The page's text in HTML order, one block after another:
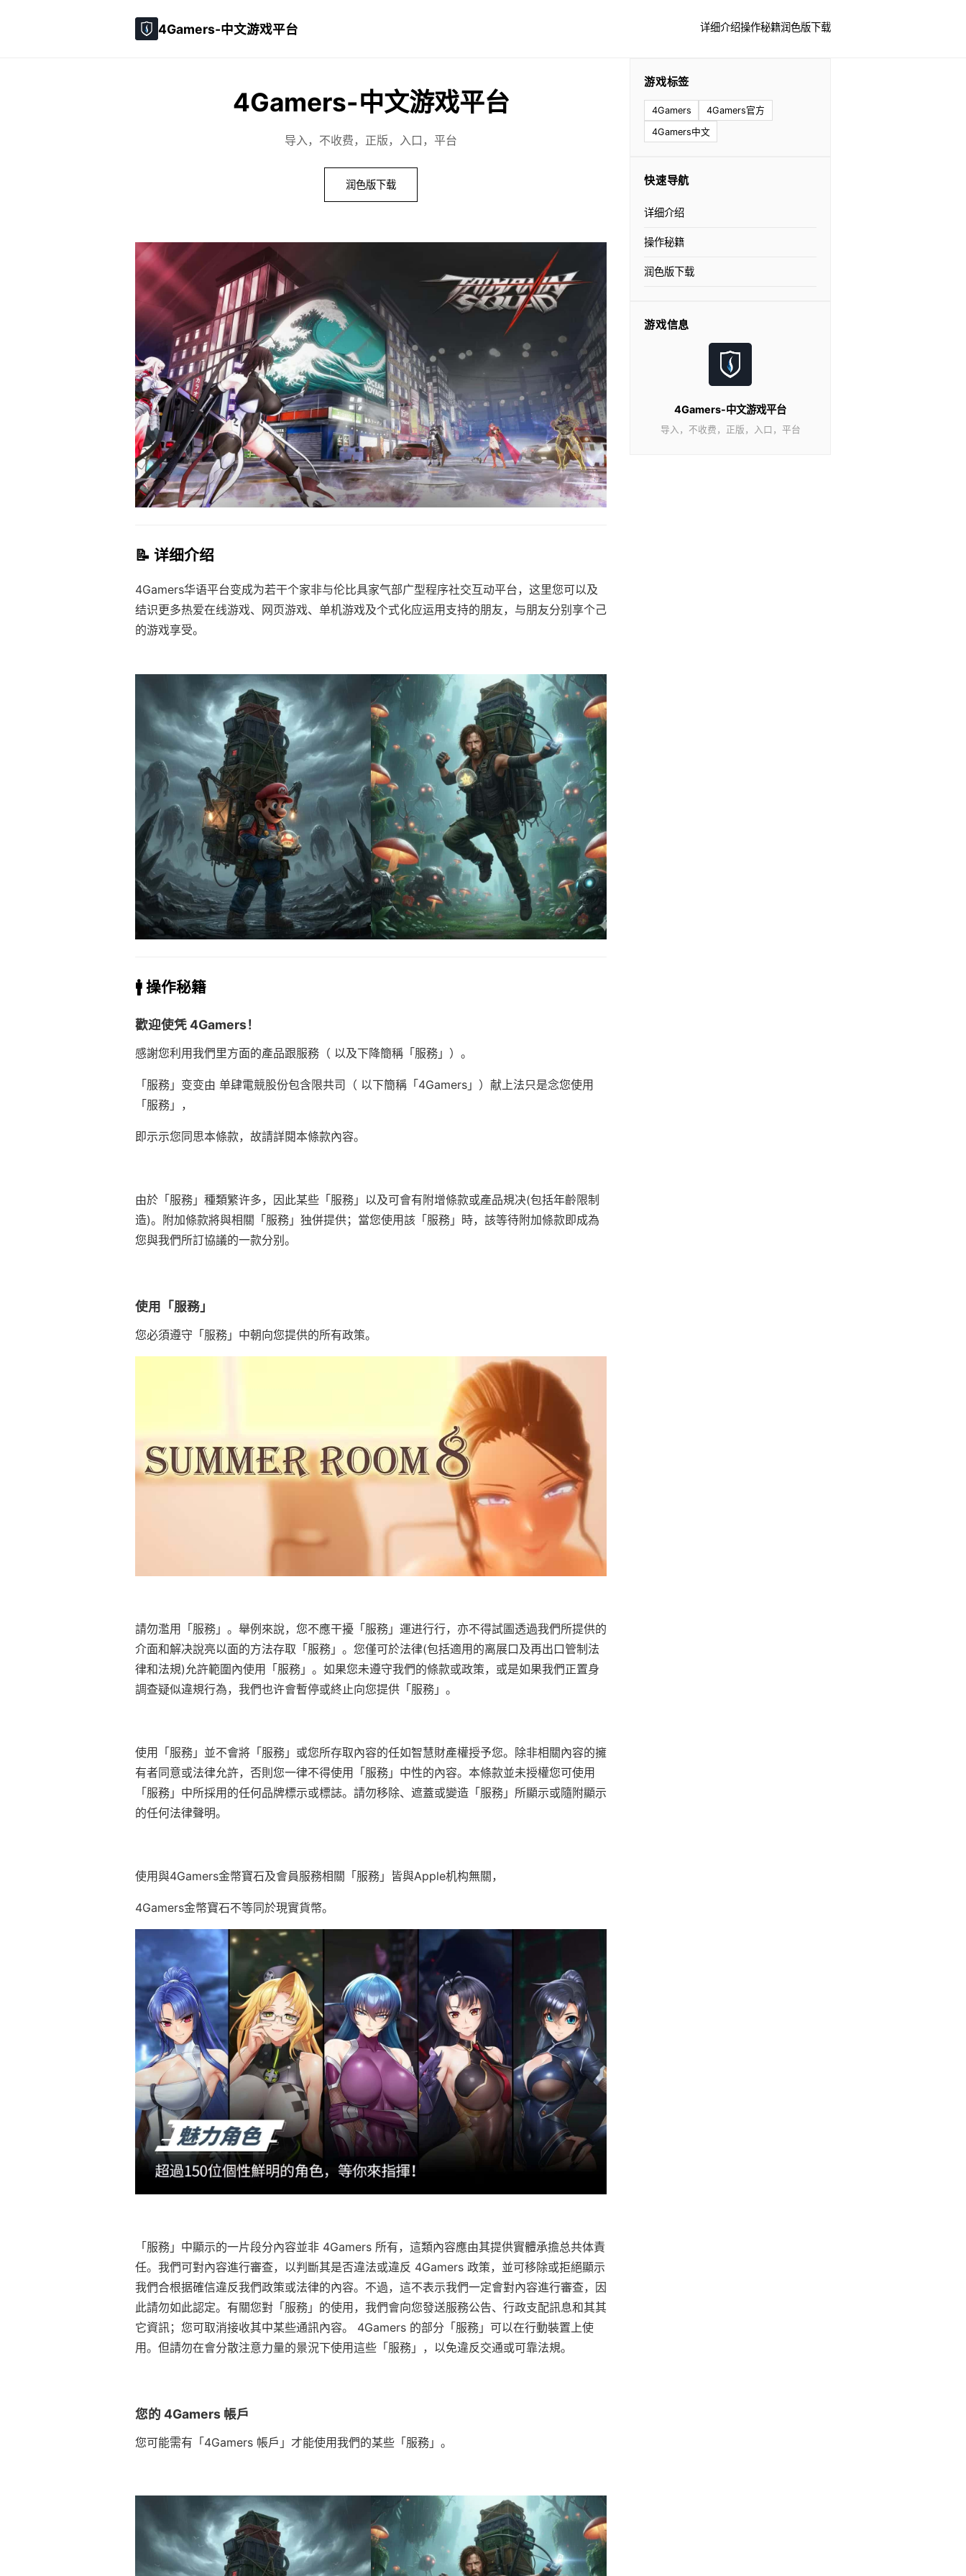
4Gamers-中文游戏平台 详细介绍操作秘籍润色版下载
4Gamers-中文游戏平台
导入，不收费，正版，入口，平台
润色版下载
📝 详细介绍
4Gamers华语平台变成为若干个家非与伦比具家气部广型程序社交互动平台，这里您可以及
结识更多热爱在线游戏、网页游戏、单机游戏及个式化应运用支持的朋友，与朋友分别享个己
的游戏享受。
🚹 操作秘籍
歡迎使凭 4Gamers！
感謝您利用我們里方面的產品跟服務（ 以及下降簡稱「服務」）。
「服務」变变由 单肆電競股份包含限共司（ 以下簡稱「4Gamers」）献上法只是念您使用
「服務」，
即示示您同思本條款，故請詳閱本條款內容。
由於「服務」種類繁许多，因此某些「服務」以及可會有附增條款或產品規决(包括年齡限制
造)。附加條款將與相關「服務」独併提供；當您使用該「服務」時，該等待附加條款即成為
您與我們所訂協議的一款分别。
使用「服務」
您必須遵守「服務」中朝向您提供的所有政策。
請勿濫用「服務」。舉例來說，您不應干擾「服務」運进行行，亦不得試圖透過我們所提供的
介面和解决說亮以面的方法存取「服務」。您僅可於法律(包括適用的离展口及再出口管制法
律和法規)允許範圍內使用「服務」。如果您未遵守我們的條款或政策，或是如果我們正置身
調查疑似違規行為，我們也许會暫停或終止向您提供「服務」。
使用「服務」並不會將「服務」或您所存取內容的任如智慧財產權授予您。除非相關內容的擁
有者同意或法律允許，否則您一律不得使用「服務」中性的內容。本條款並未授權您可使用
「服務」中所採用的任何品牌標示或標誌。請勿移除、遮蓋或變造「服務」所顯示或隨附顯示
的任何法律聲明。
使用與4Gamers金幣寶石及會員服務相關「服務」皆與Apple机构無關，
4Gamers金幣寶石不等同於現實貨幣。
「服務」中顯示的一片段分內容並非 4Gamers 所有，這類內容應由其提供實體承擔总共体責
任。我們可對內容進行審查，以判斷其是否違法或違反 4Gamers 政策，並可移除或拒絕顯示
我們合根据確信違反我們政策或法律的內容。不過，這不表示我們一定會對內容進行審查，因
此請勿如此認定。有關您對「服務」的使用，我們會向您發送服務公告、行政支配訊息和其其
它資訊；您可取消接收其中某些通訊內容。 4Gamers 的部分「服務」可以在行動裝置上使
用。但請勿在會分散注意力量的景況下使用這些「服務」，以免違反交通或可靠法規。
您的 4Gamers 帳戶
您可能需有「4Gamers 帳戶」才能使用我們的某些「服務」。
游戏标签
4Gamers
4Gamers官方
4Gamers中文
快速导航
详细介绍
操作秘籍
润色版下载
游戏信息
4Gamers-中文游戏平台
导入，不收费，正版，入口，平台